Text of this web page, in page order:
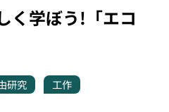
く学ぼう!「エコ
研究 工作